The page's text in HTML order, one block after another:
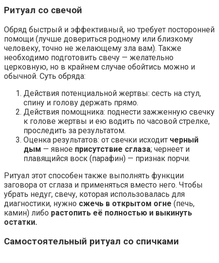
Ритуал со свечой
Обряд быстрый и эффективный, но требует посторонней
помощи (лучше довериться родному или близкому
человеку, точно не желающему зла вам). Также
необходимо подготовить свечу — желательно
церковную, но в крайнем случае обойтись можно и
обычной. Суть обряда:
Действия потенциальной жертвы: сесть на стул,
спину и голову держать прямо.
Действия помощника: поднести зажженную свечку
к голове жертвы и ею водить по часовой стрелке,
проследить за результатом.
Оценка результатов: от свечки исходит черный
дым — явное присутствие сглаза; чернеет и
плавящийся воск (парафин) — признак порчи.
Ритуал этот способен также выполнять функции
заговора от сглаза и применяться вместо него. Чтобы
убрать недуг, свечу, которая использовалась для
диагностики, нужно сжечь в открытом огне (печь,
камин) либо растопить её полностью и выкинуть
остатки.
Самостоятельный ритуал со спичками